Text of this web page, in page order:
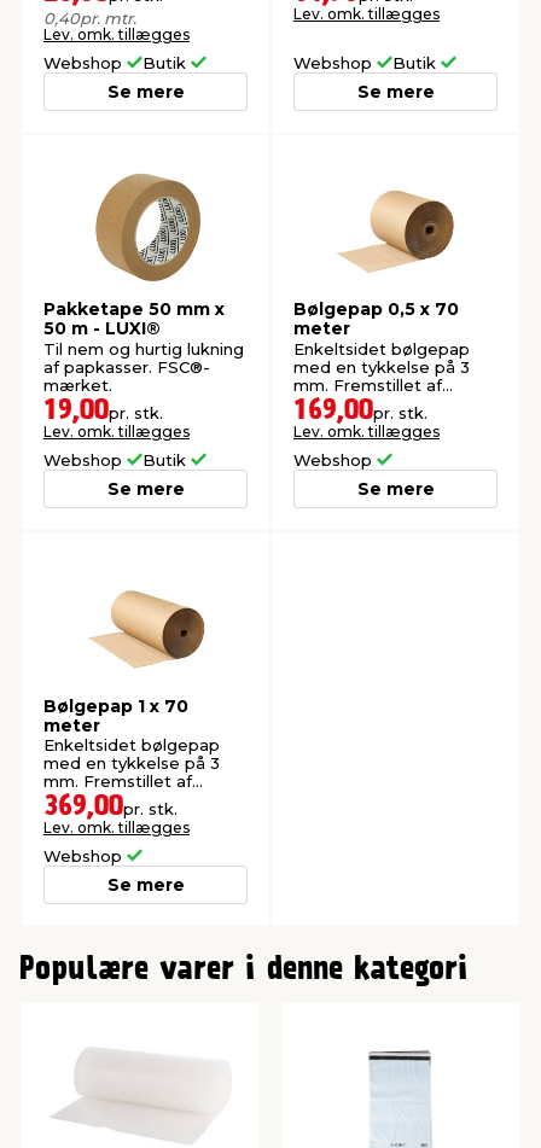
0,40pr. mtr.
Lev. omk. tillægges
Webshop Butik
Se mere
Lev. omk. tillægges
Webshop Butik
Se mere
Pakketape 50 mm x
50 m - LUXI®
Til nem og hurtig lukning
af papkasser. FSC®-
mærket.
19,00pr. stk.
Lev. omk. tillægges
Webshop Butik
Se mere
Bølgepap 0,5 x 70
meter
Enkeltsidet bølgepap
med en tykkelse på 3
mm. Fremstillet af
genanvendt pap.
169,00pr. stk.
Lev. omk. tillægges
Webshop
Se mere
Bølgepap 1 x 70
meter
Enkeltsidet bølgepap
med en tykkelse på 3
mm. Fremstillet af
genanvendt pap.
369,00pr. stk.
Lev. omk. tillægges
Webshop
Se mere
Populære varer i denne kategori